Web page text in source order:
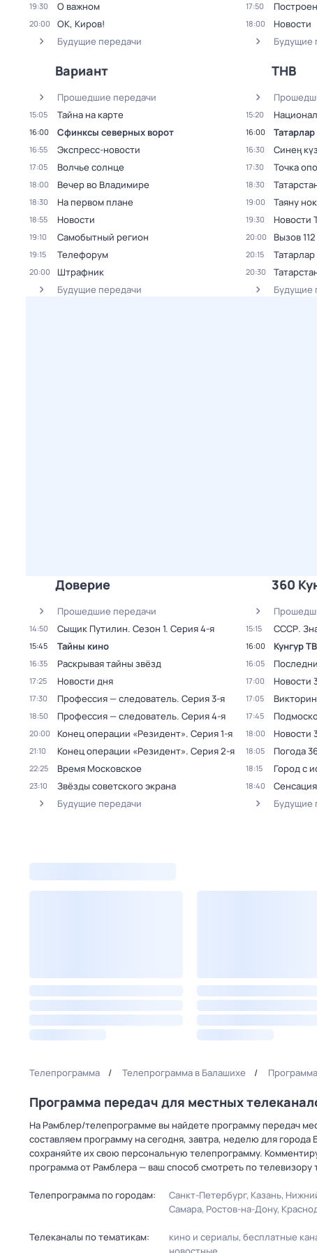
19:30 О важном
20:00
ОК, Киров!
Будущие передачи
17:50
18:00
Новости
Будущие
Вариант
Прошедшие передачи
15:05 Тайна на карте
16:00 Сфинксы северных ворот
16:55 Экспресс-новости
17:05 Волчье солнце
18:00 Вечер во Владимире
18:30 На первом плане
18:55 Новости
19:10 Самобытный регион
19:15 Телефорум
20:00
Штрафник
Будущие передачи
ТНВ
15:20
16:00 Татарлар
16:30 Синең
17:30 Точка
18:30
19:00 Таяну
19:30 Новости
20:00 Вызов 112
20:15 Татарлар
20:30
Будущие
Доверие
Прошедшие передачи
14:50 Сыщик Путилин. Сезон 1. Серия 4-я
15:45 Тайны кино
16:35 Раскрывая тайны звёзд
17:25 Новости дня
17:30 Профессия — следователь. Серия 3-я
18:50 Профессия — следователь. Серия 4-я
20:00 Конец операции «Резидент». Серия 1-я
21:10 Конец операции «Резидент». Серия 2-я
22:25 Время Московское
23:10
Звёзды советского экрана
Будущие передачи
360
15:15 СССР.
16:00 Кунгур
16:05
17:00 Новости
17:05
17:45
18:00 Новости
18:05 Погода
18:15 Город с
18:40
Будущие
Телепрограмма Телепрограмма в Балашихе
Программа передач для местных
На Рамблер/телепрограмме вы найдете программу передач
составляем программу на сегодня, завтра, неделю для
сохраняйте их свою персональную телепрограмму.
программа от Рамблера — ваш способ смотреть по
Телепрограмма по городам: Санкт-Петербург Казань
Самара Ростов-на-Дону
Телеканалы по тематикам: кино и сериалы бесплатные